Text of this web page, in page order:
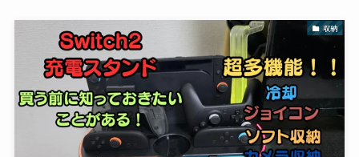
収納